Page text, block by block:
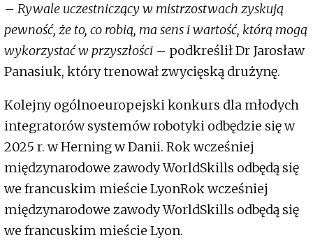
– Rywale uczestniczący w mistrzostwach zyskują
pewność, że to, co robią, ma sens i wartość, którą mogą
wykorzystać w przyszłości – podkreślił Dr Jarosław
Panasiuk, który trenował zwycięską drużynę.
Kolejny ogólnoeuropejski konkurs dla młodych
integratorów systemów robotyki odbędzie się w
2025 r. w Herning w Danii. Rok wcześniej
międzynarodowe zawody WorldSkills odbędą się
we francuskim mieście LyonRok wcześniej
międzynarodowe zawody WorldSkills odbędą się
we francuskim mieście Lyon.